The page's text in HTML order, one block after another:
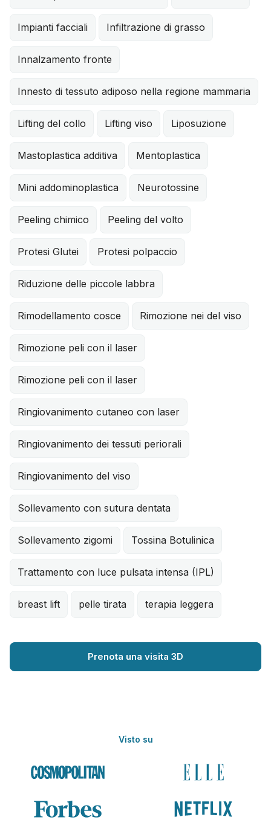
Impianti facciali Infiltrazione di grasso
Innalzamento fronte
Innesto di tessuto adiposo nella regione mammaria
Lifting del collo Lifting viso Liposuzione
Mastoplastica additiva Mentoplastica
Mini addominoplastica Neurotossine
Peeling chimico Peeling del volto
Protesi Glutei Protesi polpaccio
Riduzione delle piccole labbra
Rimodellamento cosce Rimozione nei del viso
Rimozione peli con il laser
Rimozione peli con il laser
Ringiovanimento cutaneo con laser
Ringiovanimento dei tessuti periorali
Ringiovanimento del viso
Sollevamento con sutura dentata
Sollevamento zigomi Tossina Botulinica
Trattamento con luce pulsata intensa (IPL)
breast lift pelle tirata terapia leggera
Prenota una visita 3D
Visto su